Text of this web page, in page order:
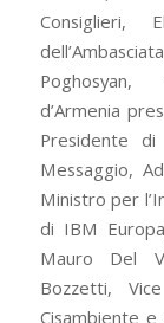
Consiglieri,
Poghosyan,
d’Armenia
Presidente
Messaggio,
Ministro per
di IBM
Mauro Del
Bozzetti,
Cisambiente